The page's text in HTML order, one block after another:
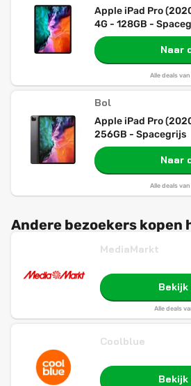
Apple iPad Pro
4G - 128GB -
Naar
Alle deals
Bol
Apple iPad Pro
256GB - Spacegrijs
Naar
Alle deals
Andere bezoekers kopen
MediaMarkt
Alle deals
Coolblue